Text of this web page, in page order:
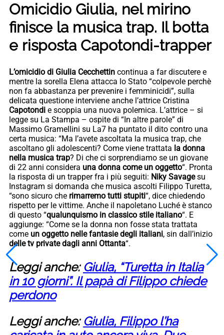
Omicidio Giulia, nel mirino
finisce la musica trap. Il botta
e risposta Capotondi-trapper
L’omicidio di Giulia Cecchettin continua a far discutere e
mentre la sorella Elena attacca lo Stato “colpevole perchè
non fa abbastanza per prevenire i femminicidi”, sulla
delicata questione interviene anche l’attrice Cristina
Capotondi e scoppia una nuova polemica. L’attrice – si
legge su La Stampa – ospite di “In altre parole” di
Massimo Gramellini su La7 ha puntato il dito contro una
certa musica: “Ma l’avete ascoltata la musica trap, che
ascoltano gli adolescenti? Come viene trattata la donna
nella musica trap? Di che ci sorprendiamo se un giovane
di 22 anni considera una donna come un oggetto“. Pronta
la risposta di un trapper fra i più seguiti: Niky Savagesu
Instagram si domanda che musica ascolti Filippo Turetta,
“sono sicuro che rimarremo tutti stupiti“, dice chiedendo
rispetto per le vittime. Anche il napoletano Luché è stanco
di questo “qualunquismo in classico stile italiano“. E
aggiunge: “Come se la donna non fosse stata trattata
come un oggetto nelle fantasie degli italiani, sin dall’inizio
delle tv private dagli anni Ottanta“.
Leggi anche: Giulia, “Turetta in Italia
in 10 giorni”. Il papà di Filippo chiede
perdono
Leggi anche: Giulia, Filippo l’ha